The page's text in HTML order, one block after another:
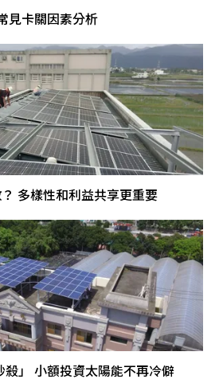
見卡關因素分析
多樣性和利益共享更重要
」 小額投資太陽能不再冷僻